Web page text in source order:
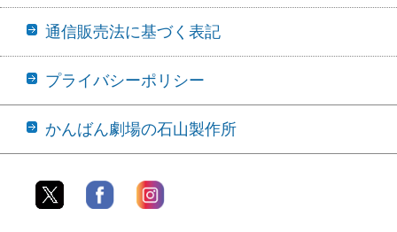
通信販売法に基づく表記
プライバシーポリシー
かんばん劇場の石山製作所